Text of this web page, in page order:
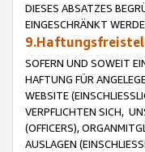
DIESES ABSATZES
EINGESCHRÄNKT
SOFERN UND SOWEIT
HAFTUNG FÜR
WEBSITE
VERPFLICHTEN SICH,
(OFFICERS),
AUSLAGEN